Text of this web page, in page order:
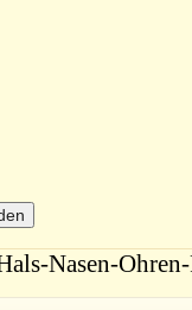
Nasen-